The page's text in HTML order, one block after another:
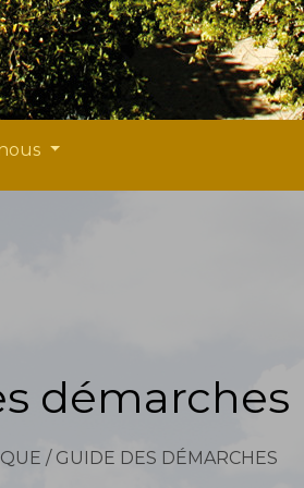
démarches
/ GUIDE DES DÉMARCHES